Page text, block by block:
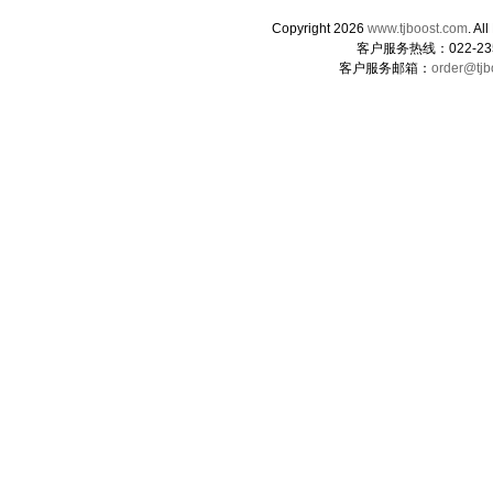
Copyright 2026 www.tjboost.com.
客户服务热线：022-
客户服务邮箱：